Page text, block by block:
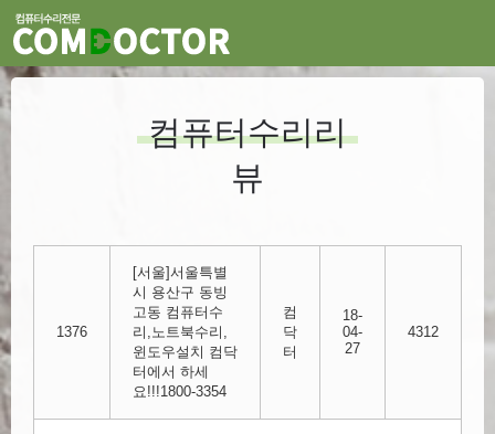
컴퓨터수리리
뷰
1376
[서울]서울특별
시 용산구 동빙
고동 컴퓨터수
리,노트북수리,
윈도우설치 컴닥
터에서 하세
요!!!1800-3354
컴
닥
터
18-
04-
27
4312